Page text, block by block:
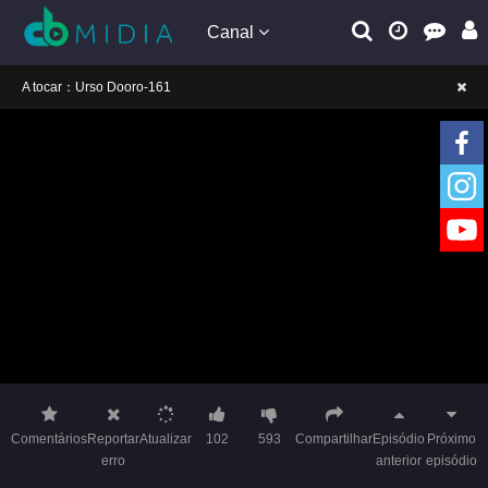
Canal
A tocar：Urso Dooro-161
ComentáriosReportar
erro
Atualizar 102 593 CompartilharEpisódio
anterior
Próximo
episódio